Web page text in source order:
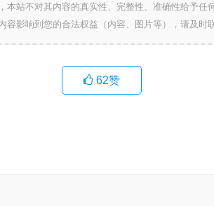
本站不对其内容的真实性、完整性、准确性给予任
容影响到您的合法权益（内容、图片等），请及时
62赞